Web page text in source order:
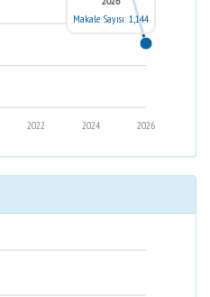
2026
2024
2022
Makale Sayısı: 1,144